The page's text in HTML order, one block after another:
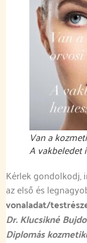
Van a
A vakbeledet
Kérlek gondolkodj,
az első és
vonaladat/
Dr. Klucsikné
Diplomás